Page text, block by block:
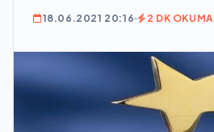
18.06.2021 20:16 2 DK OKUMA